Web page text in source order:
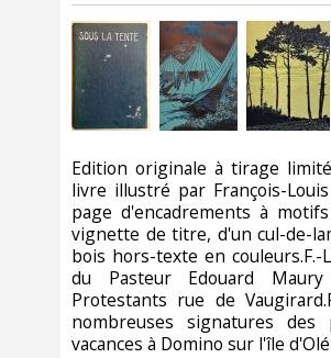
‎Edition originale à tirage
livre illustré par François-
page d'encadrements à
vignette de titre, d'un cul-de-
bois hors-texte en couleurs.F.-
du Pasteur Edouard
Protestants rue de
nombreuses signatures
vacances à Domino sur l'île